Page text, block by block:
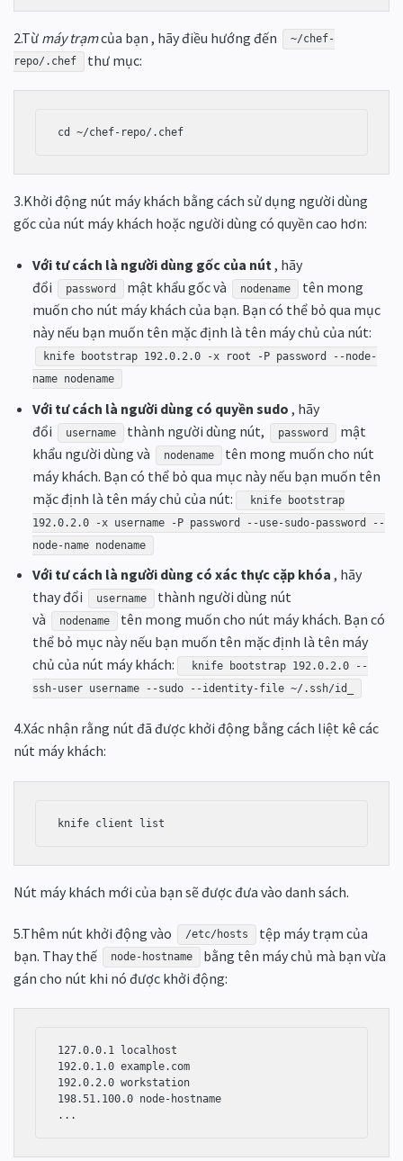
2.Từ máy trạmcủa bạn , hãy điều hướng đến
~/chef-
repo/.chef
thư mục:
3.Khởi động nút máy khách bằng cách sử dụng người dùng
gốc của nút máy khách hoặc người dùng có quyền cao hơn:
Với tư cách là người dùng gốc của nút, hãy
đổi
password mật khẩu gốc và nodename
tên mong
muốn cho nút máy khách của bạn. Bạn có thể bỏ qua mục
này nếu bạn muốn tên mặc định là tên máy chủ của nút:
knife bootstrap 192.0.2.0 -x root -P password --node-
name nodename
Với tư cách là người dùng có quyền sudo , hãy
đổi
username thành người dùng nút, password
mật
khẩu người dùng và
nodename
tên mong muốn cho nút
máy khách. Bạn có thể bỏ qua mục này nếu bạn muốn tên
mặc định là tên máy chủ của nút:
knife bootstrap
192.0.2.0 -x username -P password --use-sudo-password --
node-name nodename
Với tư cách là người dùng có xác thực cặp khóa , hãy
thay đổi
username
thành người dùng nút
và
nodename
tên mong muốn cho nút máy khách. Bạn có
thể bỏ mục này nếu bạn muốn tên mặc định là tên máy
chủ của nút máy khách:
knife bootstrap 192.0.2.0 --
ssh-user username --sudo --identity-file ~/.ssh/id_
4.Xác nhận rằng nút đã được khởi động bằng cách liệt kê các
nút máy khách:
Nút máy khách mới của bạn sẽ được đưa vào danh sách.
5.Thêm nút khởi động vào /etc/hosts
tệp máy trạm của
bạn. Thay thế
node-hostname
bằng tên máy chủ mà bạn vừa
gán cho nút khi nó được khởi động:
127.0.0.1 localhost
192.0.1.0 example.com
192.0.2.0 workstation
198.51.100.0 node-hostname